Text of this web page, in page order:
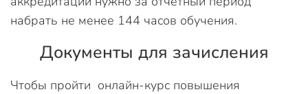
набрать не менее 144 часов обучения.
Документы для зачисления
Чтобы пройти онлайн-курс повышения